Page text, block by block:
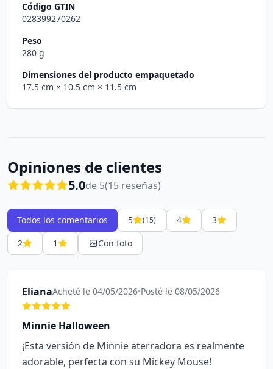
Código GTIN
028399270262
Peso
280 g
Dimensiones del producto empaquetado
17.5 cm × 10.5 cm × 11.5 cm
Opiniones de clientes
5.0de 5(15 reseñas)
Todos los comentarios 5 (15) 4
3
2
1 Con foto
ElianaAcheté le 04/05/2026•Posté le 08/05/2026
Minnie Halloween
¡Esta versión de Minnie aterradora es realmente
adorable, perfecta con su Mickey Mouse!